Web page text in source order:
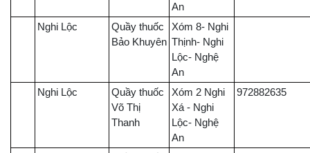
An
Nghi Lộc
Quầy thuốc
Bảo Khuyên
Xóm 8- Nghi
Thịnh- Nghi
Lộc- Nghệ
An
Nghi Lộc
Quầy thuốc
Võ Thị
Thanh
Xóm 2 Nghi
Xá - Nghi
Lộc- Nghệ
An
972882635